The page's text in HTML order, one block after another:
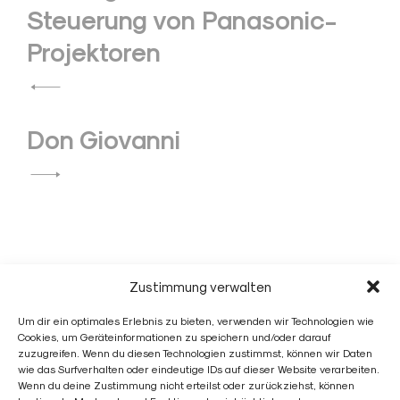
Zustimmung verwalten
Um dir ein optimales Erlebnis zu bieten, verwenden wir Technologien wie
Cookies, um Geräteinformationen zu speichern und/oder darauf
zuzugreifen. Wenn du diesen Technologien zustimmst, können wir Daten
wie das Surfverhalten oder eindeutige IDs auf dieser Website verarbeiten.
Wenn du deine Zustimmung nicht erteilst oder zurückziehst, können
Steuerung von Panasonic-
Projektoren
Don Giovanni
Jonas Link
Jonas Link